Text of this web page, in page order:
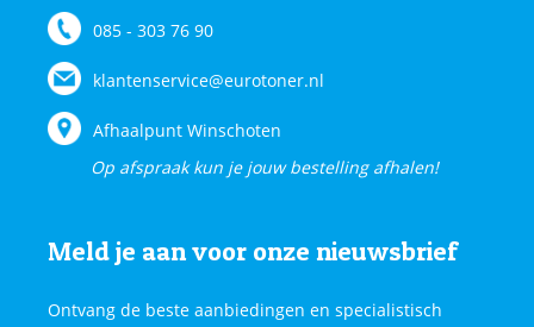
085 - 303 76 90
klantenservice@eurotoner.nl
Afhaalpunt Winschoten
Op afspraak kun je jouw bestelling afhalen!
Meld je aan voor onze nieuwsbrief
Ontvang de beste aanbiedingen en specialistisch